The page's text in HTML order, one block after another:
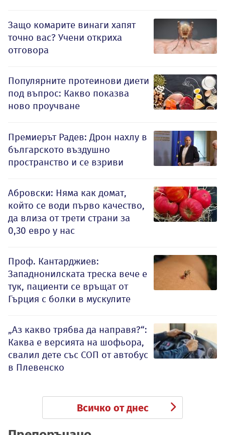
Защо комарите винаги хапят
точно вас? Учени откриха
отговора
Популярните протеинови диети
под въпрос: Какво показва
ново проучване
Премиерът Радев: Дрон нахлу в
българското въздушно
пространство и се взриви
Абровски: Няма как домат,
който се води първо качество,
да влиза от трети страни за
0,30 евро у нас
Проф. Кантарджиев:
Западнонилската треска вече е
тук, пациенти се връщат от
Гърция с болки в мускулите
„Аз какво трябва да направя?“:
Каква е версията на шофьора,
свалил дете със СОП от автобус
в Плевенско
Всичко от днес